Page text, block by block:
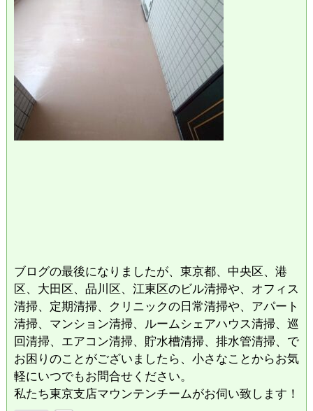
ブログの最後になりましたが、東京都、中央区、港
区、大田区、品川区、江東区のビル清掃や、オフィス
清掃、定期清掃、クリニックの日常清掃や、アパート
清掃、マンション清掃、ルームシェアハウス清掃、巡
回清掃、エアコン清掃、貯水槽清掃、排水管清掃、で
お困りのことがございましたら、小さなことからお気
軽にいつでもお問合せください。
私たち東京支店マウンテンチームがお伺い致します！